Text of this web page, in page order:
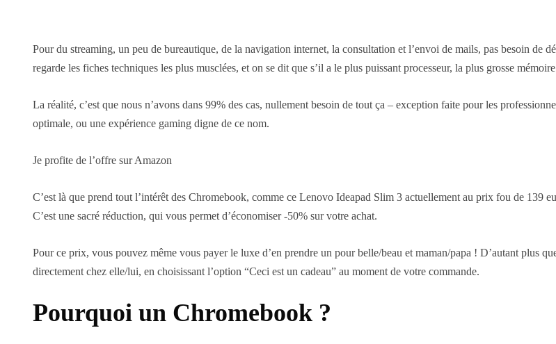
Pour du streaming, un peu de bureautique, de la navigation internet, la consultation et l’envoi de mails, pas besoin de
regarde les fiches techniques les plus musclées, et on se dit que s’il a le plus puissant processeur, la plus grosse
La réalité, c’est que nous n’avons dans 99% des cas, nullement besoin de tout ça – exception faite pour les
optimale, ou une expérience gaming digne de ce nom.
Je profite de l’offre sur Amazon
C’est là que prend tout l’intérêt des Chromebook, comme ce Lenovo Ideapad Slim 3 actuellement au prix fou de 139
C’est une sacré réduction, qui vous permet d’économiser -50% sur votre achat.
Pour ce prix, vous pouvez même vous payer le luxe d’en prendre un pour belle/beau et maman/papa ! D’autant plus
directement chez elle/lui, en choisissant l’option “Ceci est un cadeau” au moment de votre commande.
Pourquoi un Chromebook ?